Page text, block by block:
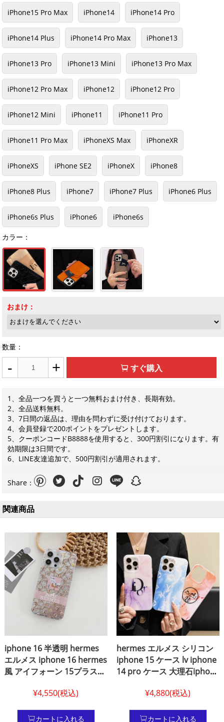
iPhone15 Pro Max iPhone14 iPhone14 Pro
iPhone14 Plus iPhone14 Pro Max iPhone13
iPhone13 Pro iPhone13 Mini iPhone13 Pro Max
iPhone12 Pro Max iPhone12 iPhone12 Pro
iPhone12 Mini iPhone11 iPhone11 Pro
iPhone11 Pro Max iPhoneXS Max iPhoneXR
iPhoneXS iPhone SE2 iPhoneX iPhone8
iPhone8 Plus iPhone7 iPhone7 Plus iPhone6 Plus
iPhone6s Plus iPhone6 iPhone6s
カラー：
おまけ：
数量：
- + すぐ購入
1、全品一つを買うと一つ無料おまけ付き、長期有効。
2、全品送料無料。
3、7日間の返品は、理由を問わずに受け付けております。
4、会員登録で200ポイントをプレゼントします。
5、クーポンコードB8888を使用すると、300円割引になります。有
効期限は3日間です。
6、LINE友達追加で、500円割引が適用されます。
Share：
関連商品
iphone 16 半透明 hermes
エルメス iphone 16 hermes
風 アイフォーン 15プラスカ
iphone 14携帯ケース 馬車
ロゴ エルメス hermes アイ
¥4,550(税込)
カートに入れる
hermes エルメス シリコン
iphone 15 ケース lv iphone
14 pro ケース 大理石iphone
ブランドロゴ アイフォン 15
14 pro max ケース lv風女性
¥4,880(税込)
カートに入れる